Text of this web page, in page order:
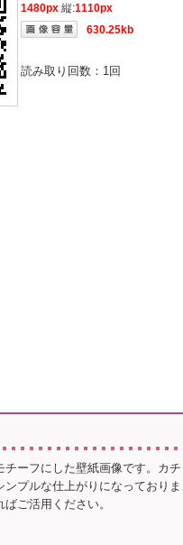
1480px 縦:1110px
630.25kb
読み取り回数： 1回
ーフにした壁紙画像です。カチ
プルな仕上がりになっておりま
ご活用ください。